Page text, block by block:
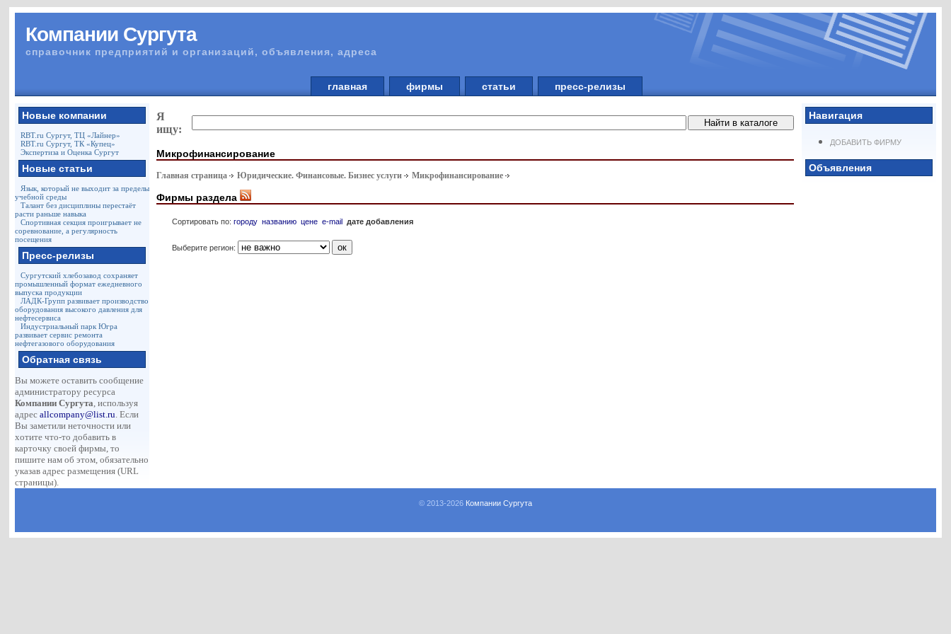
Компании Сургута
справочник предприятий и организаций, объявления, адреса
главная фирмы статьи пресс-релизы
Новые компании
RBT.ru Сургут, ТЦ «Лайнер»
RBT.ru Сургут, ТК «Купец»
Экспертиза и Оценка Сургут
Новые статьи
Язык, который не выходит за пределы
учебной среды
Талант без дисциплины перестаёт
расти раньше навыка
Спортивная секция проигрывает не
соревнование, а регулярность
посещения
Пресс-релизы
Сургутский хлебозавод сохраняет
промышленный формат ежедневного
выпуска продукции
ЛАДК-Групп развивает производство
оборудования высокого давления для
нефтесервиса
Индустриальный парк Югра
развивает сервис ремонта
нефтегазового оборудования
Обратная связь
Вы можете оставить сообщение
администратору ресурса
Компании Сургута, используя
адресallcompany@list.ru. Если
Вы заметили неточности или
хотите что-то добавить в
карточку своей фирмы, то
пишите нам об этом, обязательно
указав адрес размещения (URL
страницы).
Навигация
ДОБАВИТЬ ФИРМУ
Объявления
Я
ищу:
Микрофинансирование
Главная страница Юридические. Финансовые. Бизнес услуги Микрофинансирование
Фирмы раздела
Сортировать по:городу названию цене e-mail дате добавления
Выберите регион:
© 2013-2026 Компании Сургута